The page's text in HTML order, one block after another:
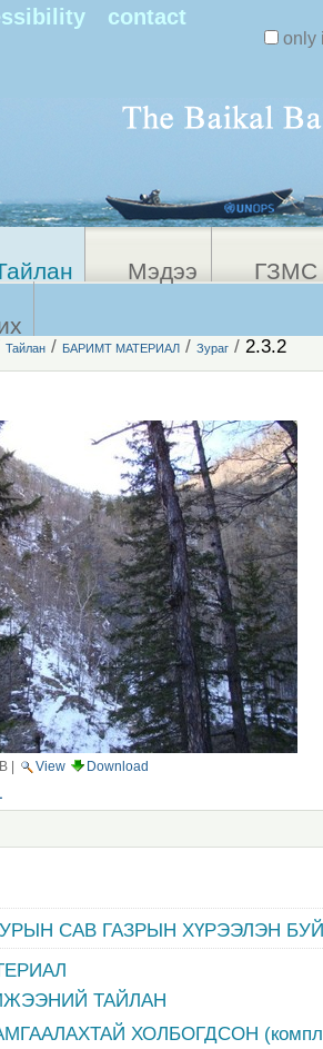
contact
only
Мэдээ ГЗМС
Тайлан / БАРИМТ МАТЕРИАЛ / Зураг / 2.3.2
| View Download
САВ ГАЗРЫН ХҮРЭЭЛЭН
ТАЙЛАН
ХОЛБОГДСОН